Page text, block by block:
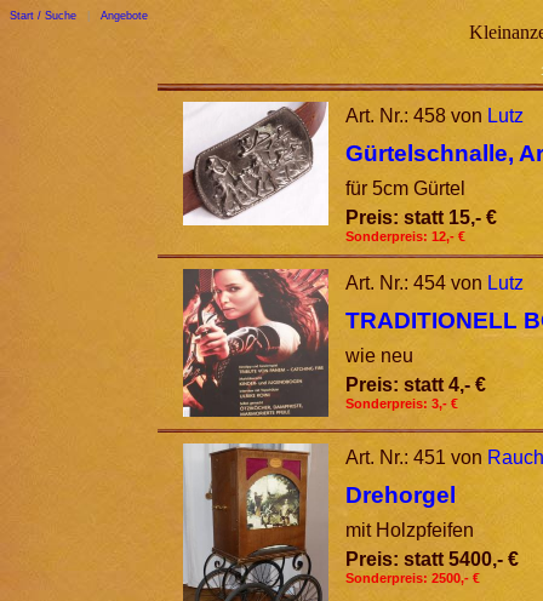
Start / Suche Angebote
Art. Nr.: 458 von Lutz
Gürtelschnalle,
für 5cm Gürtel
Preis: statt 15,- €
Sonderpreis: 12,- €
Art. Nr.: 454 von Lutz
TRADITIONELL
wie neu
Preis: statt 4,- €
Sonderpreis: 3,- €
Art. Nr.: 451 von Rauch
Drehorgel
mit Holzpfeifen
Preis: statt 5400,- €
Sonderpreis: 2500,- €